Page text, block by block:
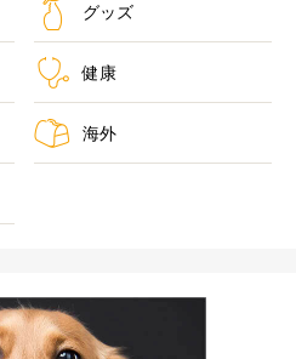
グッズ
健康
海外